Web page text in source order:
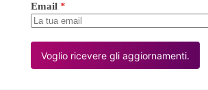
Email *
Voglio ricevere gli aggiornamenti.